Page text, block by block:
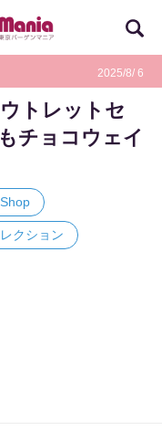
2025/8/ 6
トレットセ
チョコウェイ
クション